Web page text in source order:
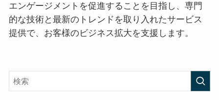
エンゲージメントを促進することを目指し、専門
的な技術と最新のトレンドを取り入れたサービス
提供で、お客様のビジネス拡大を支援します。